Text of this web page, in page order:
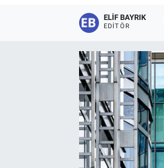
ELIF BAYRIK
EDITÖR
Haber Arşivi